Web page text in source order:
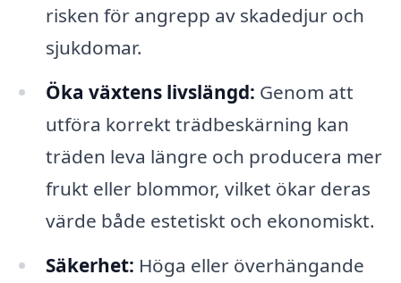
risken för angrepp av skadedjur och
sjukdomar.
Öka växtens livslängd: Genom att
utföra korrekt trädbeskärning kan
träden leva längre och producera mer
frukt eller blommor, vilket ökar deras
värde både estetiskt och ekonomiskt.
Säkerhet: Höga eller överhängande